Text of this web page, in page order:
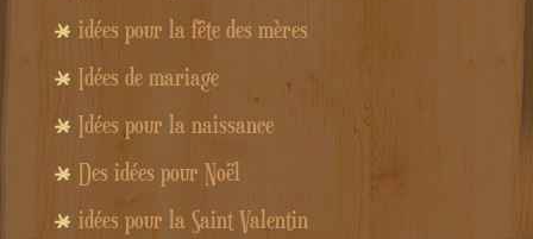
idées pour la fête des mères
Idées de mariage
Idées pour la naissance
Des idées pour Noël
idées pour la Saint Valentin